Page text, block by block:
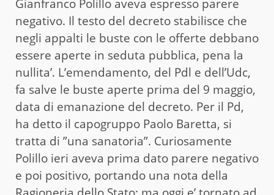
Gianfranco Polillo aveva espresso parere
negativo. Il testo del decreto stabilisce che
negli appalti le buste con le offerte debbano
essere aperte in seduta pubblica, pena la
nullita’. L’emendamento, del Pdl e dell’Udc,
fa salve le buste aperte prima del 9 maggio,
data di emanazione del decreto. Per il Pd,
ha detto il capogruppo Paolo Baretta, si
tratta di ”una sanatoria”. Curiosamente
Polillo ieri aveva prima dato parere negativo
e poi positivo, portando una nota della